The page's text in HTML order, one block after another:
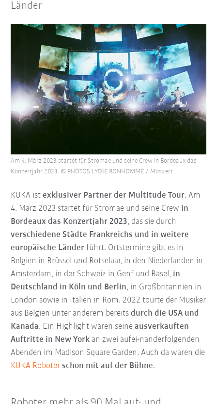
Länder
KUKA istexklusiver Partner der Multitude Tour. Am
4. März 2023 startet für Stromae und seine Crew in
Bordeaux das Konzertjahr 2023, das sie durch
verschiedene Städte Frankreichs und in weitere
europäische Länder führt. Ortstermine gibt es in
Belgien in Brüssel und Rotselaar, in den Niederlanden in
Amsterdam, in der Schweiz in Genf und Basel, in
Deutschland in Köln und Berlin, in Großbritannien in
London sowie in Italien in Rom. 2022 tourte der Musiker
aus Belgien unter anderem bereitsdurch die USA und
Kanada. Ein Highlight waren seineausverkauften
Auftritte in New York an zwei aufei-nanderfolgenden
Abenden im Madison Square Garden. Auch da waren die
KUKA Roboter schon mit auf der Bühne.
Am 4. März 2023 startet für Stromae und seine Crew in Bordeaux das
Konzertjahr 2023. © PHOTOS LYDIE BONHOMME / Mosaert